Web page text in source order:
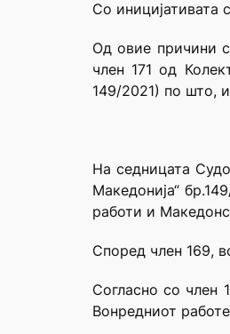
Со иницијативата
Од овие причини
член 171 од
149/2021) по што,
На седницата
Македонија“
работи и
Според член 169,
Согласно со член
Вонредниот